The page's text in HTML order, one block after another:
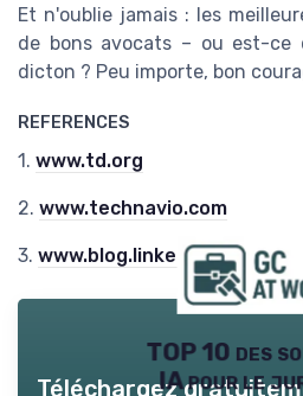
Et n'oublie jamais : les
de bons avocats – ou est-ce
dicton ? Peu importe, bon
REFERENCES
1. www.td.org
2. www.technavio.com
3. www.blog.linkedin.com
TOP 10 des
IA pour le
Téléchargez